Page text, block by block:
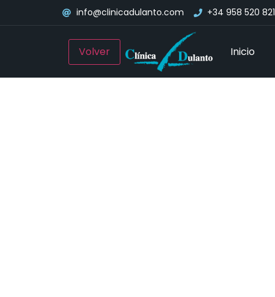
info@clinicadulanto.com +34 958 520 821
Inicio